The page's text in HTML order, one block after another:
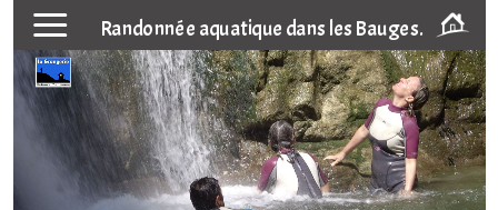
Randonnée aquatique dans les Bauges.